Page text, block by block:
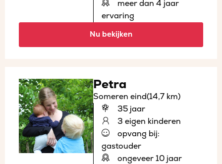
meer dan 4 jaar
ervaring
Nu bekijken
Petra
Someren eind(14,7 km)
35 jaar
3 eigen kinderen
opvang bij:
gastouder
ongeveer 10 jaar